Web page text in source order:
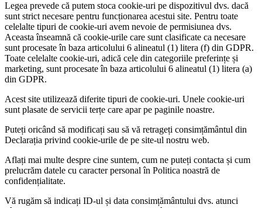
Legea prevede că putem stoca cookie-uri pe dispozitivul dvs. dacă
sunt strict necesare pentru funcționarea acestui site. Pentru toate
celelalte tipuri de cookie-uri avem nevoie de permisiunea dvs.
Aceasta înseamnă că cookie-urile care sunt clasificate ca necesare
sunt procesate în baza articolului 6 alineatul (1) litera (f) din GDPR.
Toate celelalte cookie-uri, adică cele din categoriile preferințe și
marketing, sunt procesate în baza articolului 6 alineatul (1) litera (a)
din GDPR.
Acest site utilizează diferite tipuri de cookie-uri. Unele cookie-uri
sunt plasate de servicii terțe care apar pe paginile noastre.
Puteți oricând să modificați sau să vă retrageți consimțământul din
Declarația privind cookie-urile de pe site-ul nostru web.
Aflați mai multe despre cine suntem, cum ne puteți contacta și cum
prelucrăm datele cu caracter personal în Politica noastră de
confidențialitate.
Vă rugăm să indicați ID-ul și data consimțământului dvs. atunci